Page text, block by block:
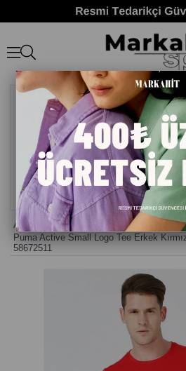
Anasayfa> T-shirt ERKEK
>
Puma Active Small Logo Tee Erkek
58672511